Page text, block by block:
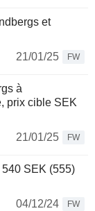
et
21/01/25
FW
à
prix cible SEK
21/01/25
FW
SEK (555)
04/12/24
FW